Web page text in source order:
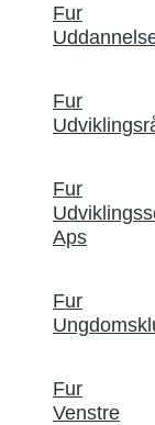
Fur
Fur
Fur
Aps
Fur
Fur
Venstre